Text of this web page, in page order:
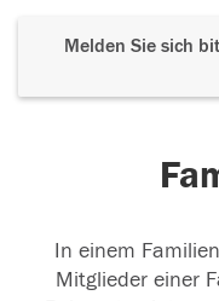
Melden Sie sich
In einem
Mitglieder einer